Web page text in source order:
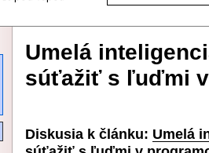
Umelá
súťažiť s ľuďmi
Diskusia k článku: Umelá